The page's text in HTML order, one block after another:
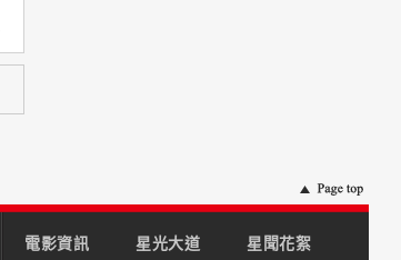
電影資訊 星光大道 星聞花絮